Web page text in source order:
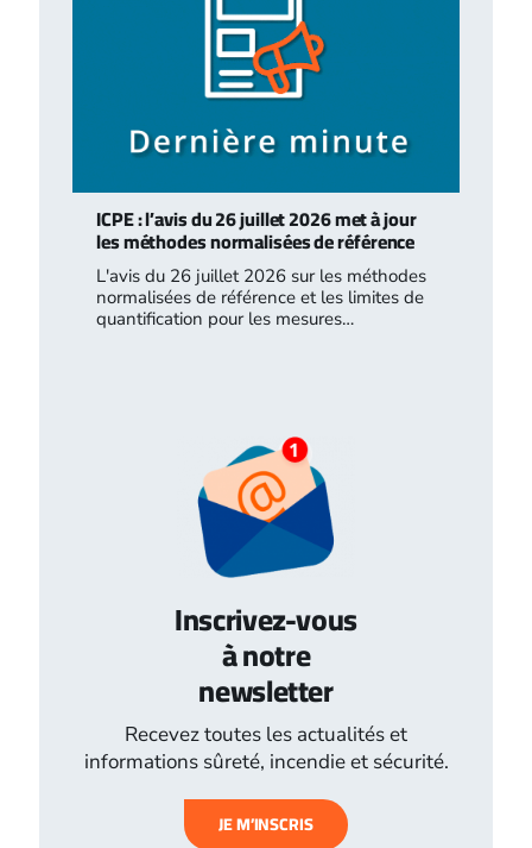
ICPE : l’avis du 26 juillet 2026 met à jour
les méthodes normalisées de référence
L'avis du 26 juillet 2026 sur les méthodes
normalisées de référence et les limites de
quantification pour les mesures…
Inscrivez-vous
à notre
newsletter
Recevez toutes les actualités et
informations sûreté, incendie et sécurité.
JE M’INSCRIS